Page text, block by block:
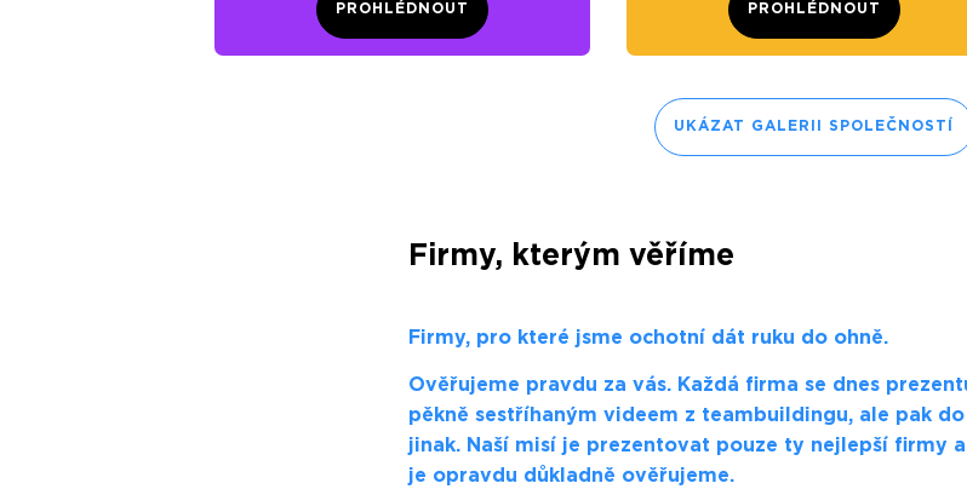
PROHLÉDNOUT PROHLÉDNOUT
UKÁZAT GALERII SPOLEČNOSTÍ
Firmy, kterým věříme
Firmy, pro které jsme ochotní dát ruku do ohně.
Ověřujeme pravdu za vás. Každá firma se dnes
pěkně sestříhaným videem z teambuildingu, ale pak
jinak. Naší misí je prezentovat pouze ty nejlepší firmy
je opravdu důkladně ověřujeme.